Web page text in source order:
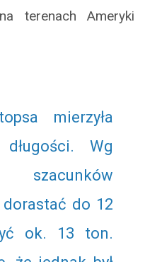
terenach Ameryki
mierzyła
Wg
szacunków
do 12
ok. 13 ton.